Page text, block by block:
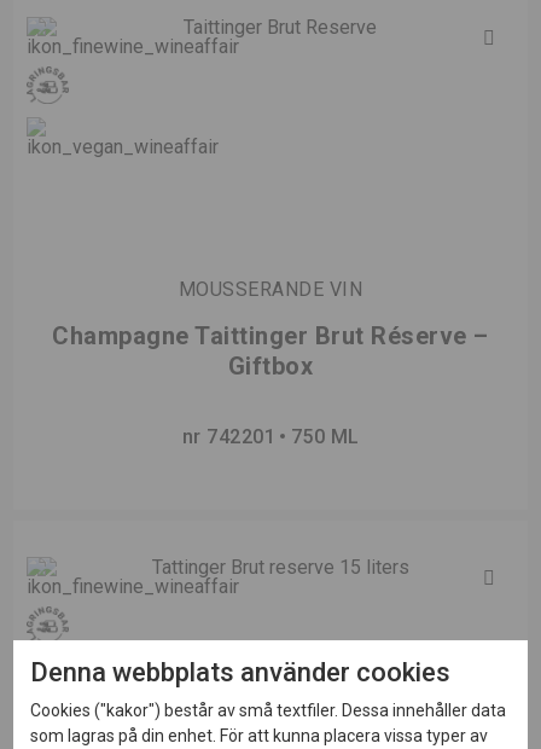
MOUSSERANDE VIN
Champagne Taittinger Brut Réserve –
Giftbox
nr 742201 750 ML
Denna webbplats använder cookies
Cookies ("kakor") består av små textfiler. Dessa innehåller data
som lagras på din enhet. För att kunna placera vissa typer av